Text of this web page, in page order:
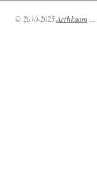
© 2010-2025Arthkaam ...